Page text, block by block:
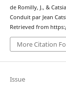
de Romilly, J., &
Conduit par Jean
Retrieved from
More Citation
Issue